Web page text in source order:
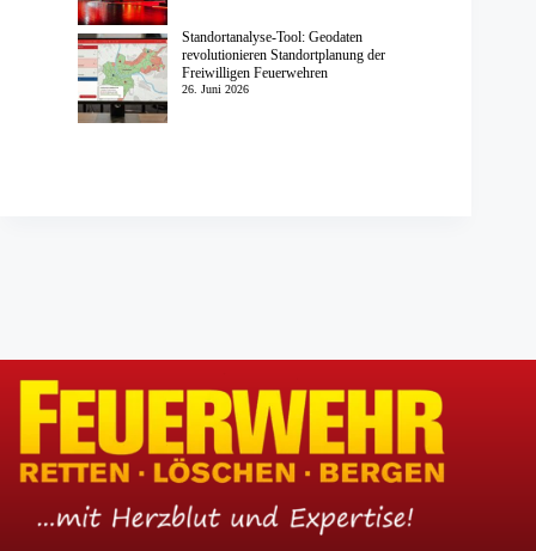
Standortanalyse-Tool: Geodaten
revolutionieren Standortplanung der
Freiwilligen Feuerwehren
26. Juni 2026